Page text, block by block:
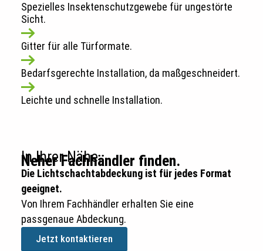
Spezielles Insektenschutzgewebe für ungestörte
Sicht.
Gitter für alle Türformate.
Bedarfsgerechte Installation, da maßgeschneidert.
Leichte und schnelle Installation.
Neher Fachhändler finden.
In Ihrer Nähe.
Die Lichtschachtabdeckung ist für jedes Format
geeignet.
Von Ihrem Fachhändler erhalten Sie eine
passgenaue Abdeckung.
Jetzt kontaktieren